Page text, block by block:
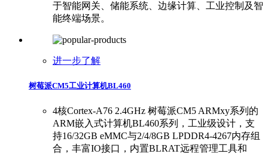
于智能网关、储能系统、边缘计算、工业控制及智
能终端场景。
进一步了解
树莓派CM5工业计算机BL460
4核Cortex-A76 2.4GHz 树莓派CM5 ARMxy系列的
ARM嵌入式计算机BL460系列，工业级设计，支
持16/32GB eMMC与2/4/8GB LPDDR4-4267内存组
合，丰富IO接口，内置BLRAT远程管理工具和